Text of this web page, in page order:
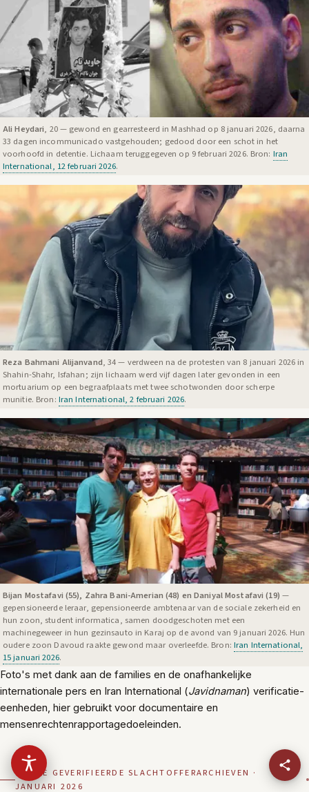
Ali Heydari, 20 — gewond en gearresteerd in Mashhad op 8 januari 2026, daarna
33 dagen incommunicado vastgehouden; gedood door een schot in het
voorhoofd in detentie. Lichaam teruggegeven op 9 februari 2026. Bron: Iran
International, 12 februari 2026.
Reza Bahmani Alijanvand, 34 — verdween na de protesten van 8 januari 2026 in
Shahin-Shahr, Isfahan; zijn lichaam werd vijf dagen later gevonden in een
mortuarium op een begraafplaats met twee schotwonden door scherpe
munitie. Bron: Iran International, 2 februari 2026.
Bijan Mostafavi (55), Zahra Bani-Amerian (48) en Daniyal Mostafavi (19) —
gepensioneerde leraar, gepensioneerde ambtenaar van de sociale zekerheid en
hun zoon, student informatica, samen doodgeschoten met een
machinegeweer in hun gezinsauto in Karaj op de avond van 9 januari 2026. Hun
oudere zoon Davoud raakte gewond maar overleefde. Bron: Iran International,
15 januari 2026.
Foto's met dank aan de families en de onafhankelijke
internationale pers en Iran International (Javidnaman) verificatie-
eenheden, hier gebruikt voor documentaire en
mensenrechtenrapportagedoeleinden.
UIT DE GEVERIFIEERDE SLACHTOFFERARCHIEVEN ·
JANUARI 2026